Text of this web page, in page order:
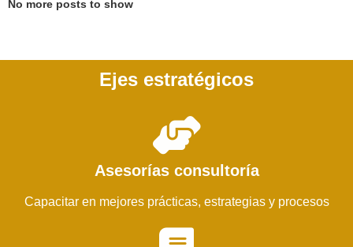
No more posts to show
Ejes estratégicos
Asesorías consultoría
Capacitar en mejores prácticas, estrategias y procesos